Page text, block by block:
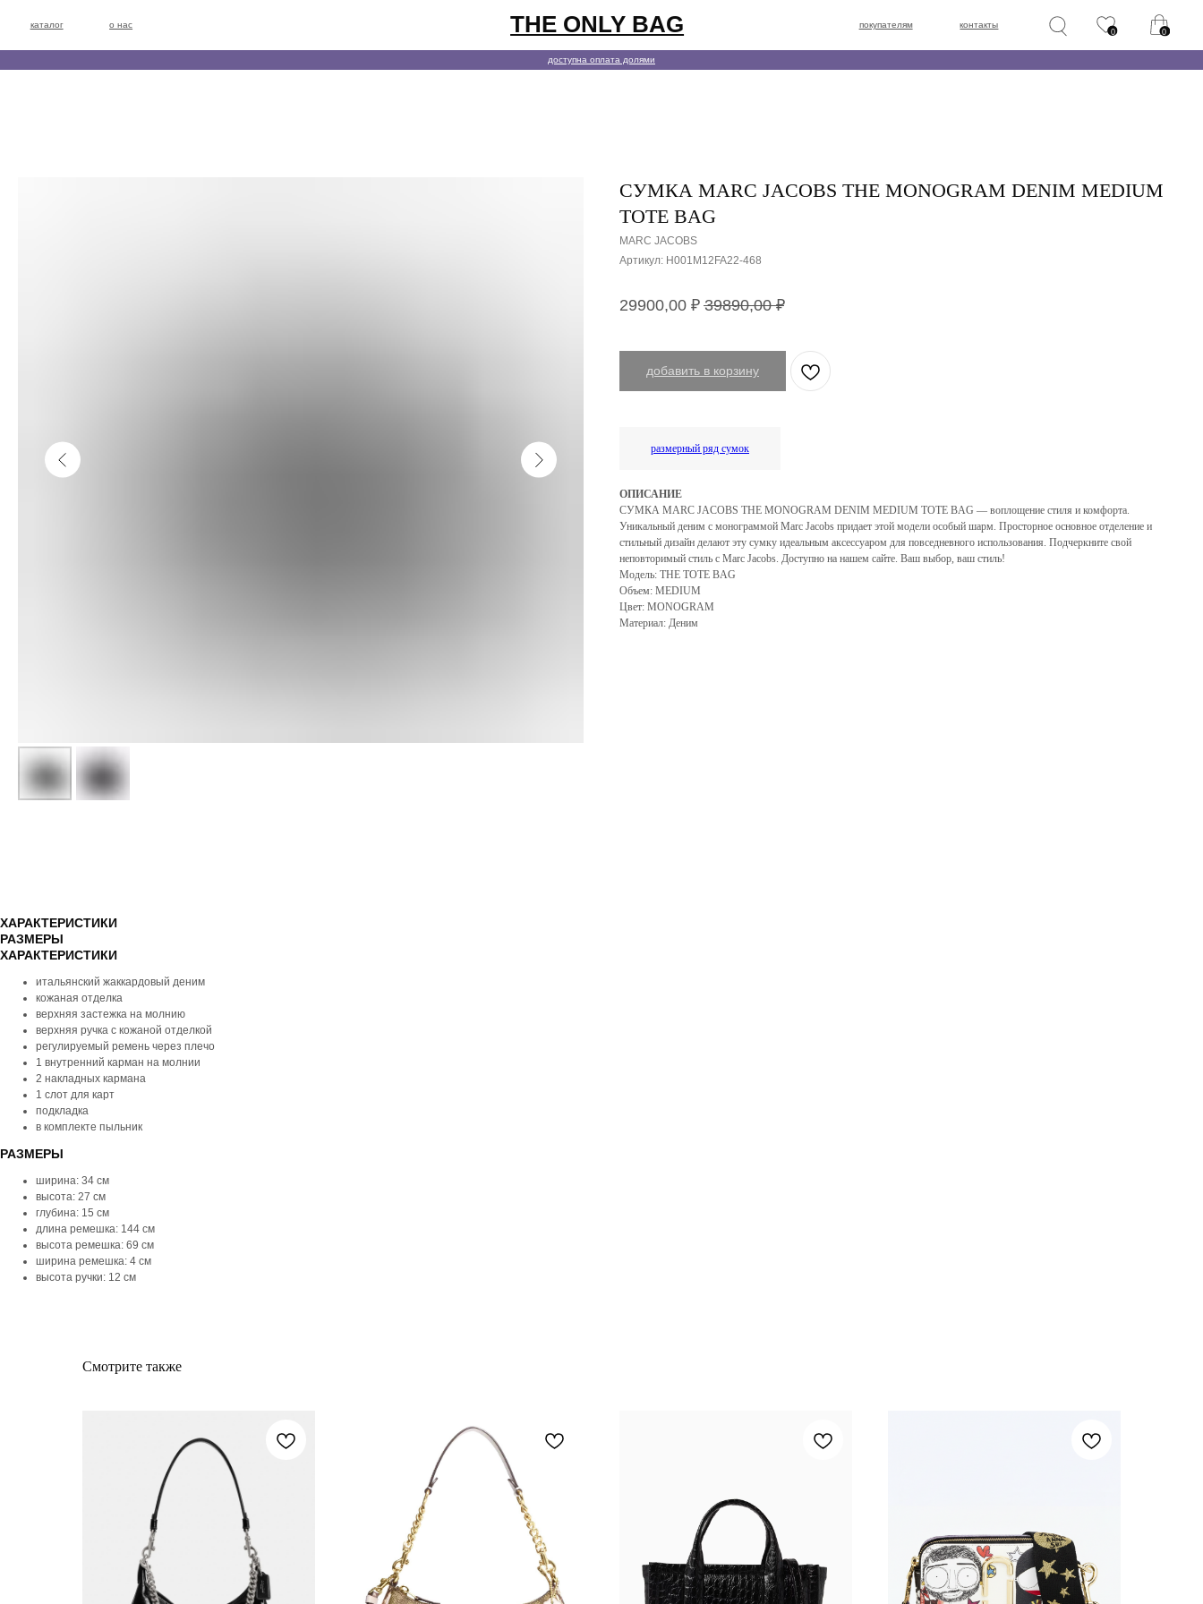
THE ONLY BAG
каталог о нас контакты
0
СУМКА MARC JACOBS THE MONOGRAM DENIM MEDIUM
TOTE BAG
MARC JACOBS
Артикул: H001M12FA22-468
29900,00 ₽ 39890,00 ₽
добавить в корзину
размерный ряд сумок
ОПИСАНИЕ
СУМКА MARC JACOBS THE MONOGRAM DENIM MEDIUM TOTE BAG — воплощение стиля и комфорта.
Уникальный деним с монограммой Marc Jacobs придает этой модели особый шарм. Просторное основное отделение и
стильный дизайн делают эту сумку идеальным аксессуаром для повседневного использования. Подчеркните свой
неповторимый стиль с Marc Jacobs. Доступно на нашем сайте. Ваш выбор, ваш стиль!
Модель: THE TOTE BAG
Объем: MEDIUM
Цвет: MONOGRAM
Материал: Деним
ХАРАКТЕРИСТИКИ
РАЗМЕРЫ
ХАРАКТЕРИСТИКИ
итальянский жаккардовый деним
кожаная отделка
верхняя застежка на молнию
верхняя ручка с кожаной отделкой
регулируемый ремень через плечо
1 внутренний карман на молнии
2 накладных кармана
1 слот для карт
подкладка
в комплекте пыльник
РАЗМЕРЫ
ширина: 34 см
высота: 27 см
глубина: 15 см
длина ремешка: 144 см
высота ремешка: 69 см
ширина ремешка: 4 см
высота ручки: 12 см
Смотрите также